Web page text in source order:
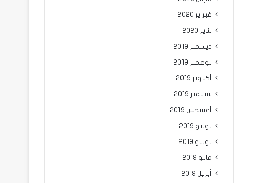
فبراير 2020
يناير 2020
ديسمبر 2019
نوفمبر 2019
أكتوبر 2019
سبتمبر 2019
أغسطس 2019
يوليو 2019
يونيو 2019
مايو 2019
أبريل 2019